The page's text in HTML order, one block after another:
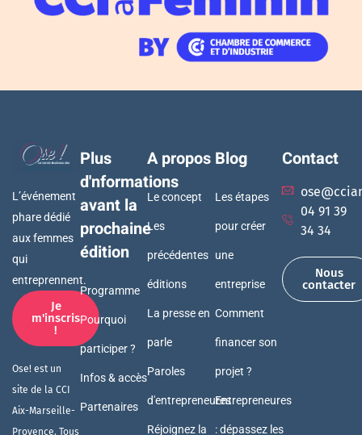
L’événement
phare dédié
aux femmes
qui
entreprennent.
Je
m'inscris
!
Ose! est un
site de la CCI
Aix-Marseille-
Provence. Tous
Plus
d'nformations
avant la
prochaine
édition
Programme
Pourquoi
participer ?
Infos & accès
Partenaires
A propos
Le concept
Les
précédentes
éditions
La presse en
parle
Paroles
d'entrepreneures
Réjoignez la
Blog
Les étapes
pour créer
une
entreprise
Comment
financer son
projet ?
Entrepreneures
: dépassez les
Contact
04 91 39
34 34
Nous
contacter